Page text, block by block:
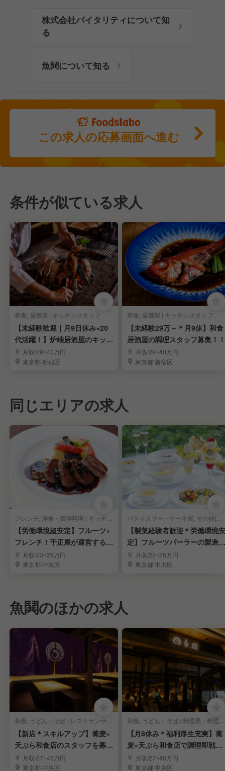
株式会社バイタリティについて知
る
魚鬨について知る
この求人の応募画面へ進む
条件が似ている求人
和食, 居酒屋 | キッチンスタッフ
【未経験歓迎｜月9日休み×20
代活躍！】炉端居酒屋のキッチ
ンスタッフ募集
月収/29~40万円
東京都 新宿区
和食, 居酒屋 | キッチンスタッフ
【未経験29万～＊月9休】和食
居酒屋の調理スタッフ募集！！
月収/29~40万円
東京都 新宿区
同じエリアの求人
フレンチ, 洋食・西洋料理 | キッチンスタッフ
【労働環境超安定】フルーツ×
フレンチ！千疋屋が運営するレ
ストラン調理人
月収/23~29万円
東京都 中央区
パティスリー・ケーキ屋, その他(料理ジャンル) | キッチンスタッフ
【製菓経験者歓迎＊労働環境安
定】フルーツパーラーの製造・
調理スタッフ募集
月収/22~28万円
東京都 中央区
魚鬨のほかの求人
和食, うどん・そば | レストランサービス・ホールスタッフ
【新店＊スキルアップ】蕎麦×
天ぷら和食店のスタッフを募
集！／勝どき駅
月収/27~45万円
東京都 中央区
和食, うどん・そば | 料理長・料理長候補
【月8休み＊福利厚生充実】蕎
麦×天ぷら和食店で調理即戦力
を募集！／勝どき
月収/27~45万円
東京都 中央区